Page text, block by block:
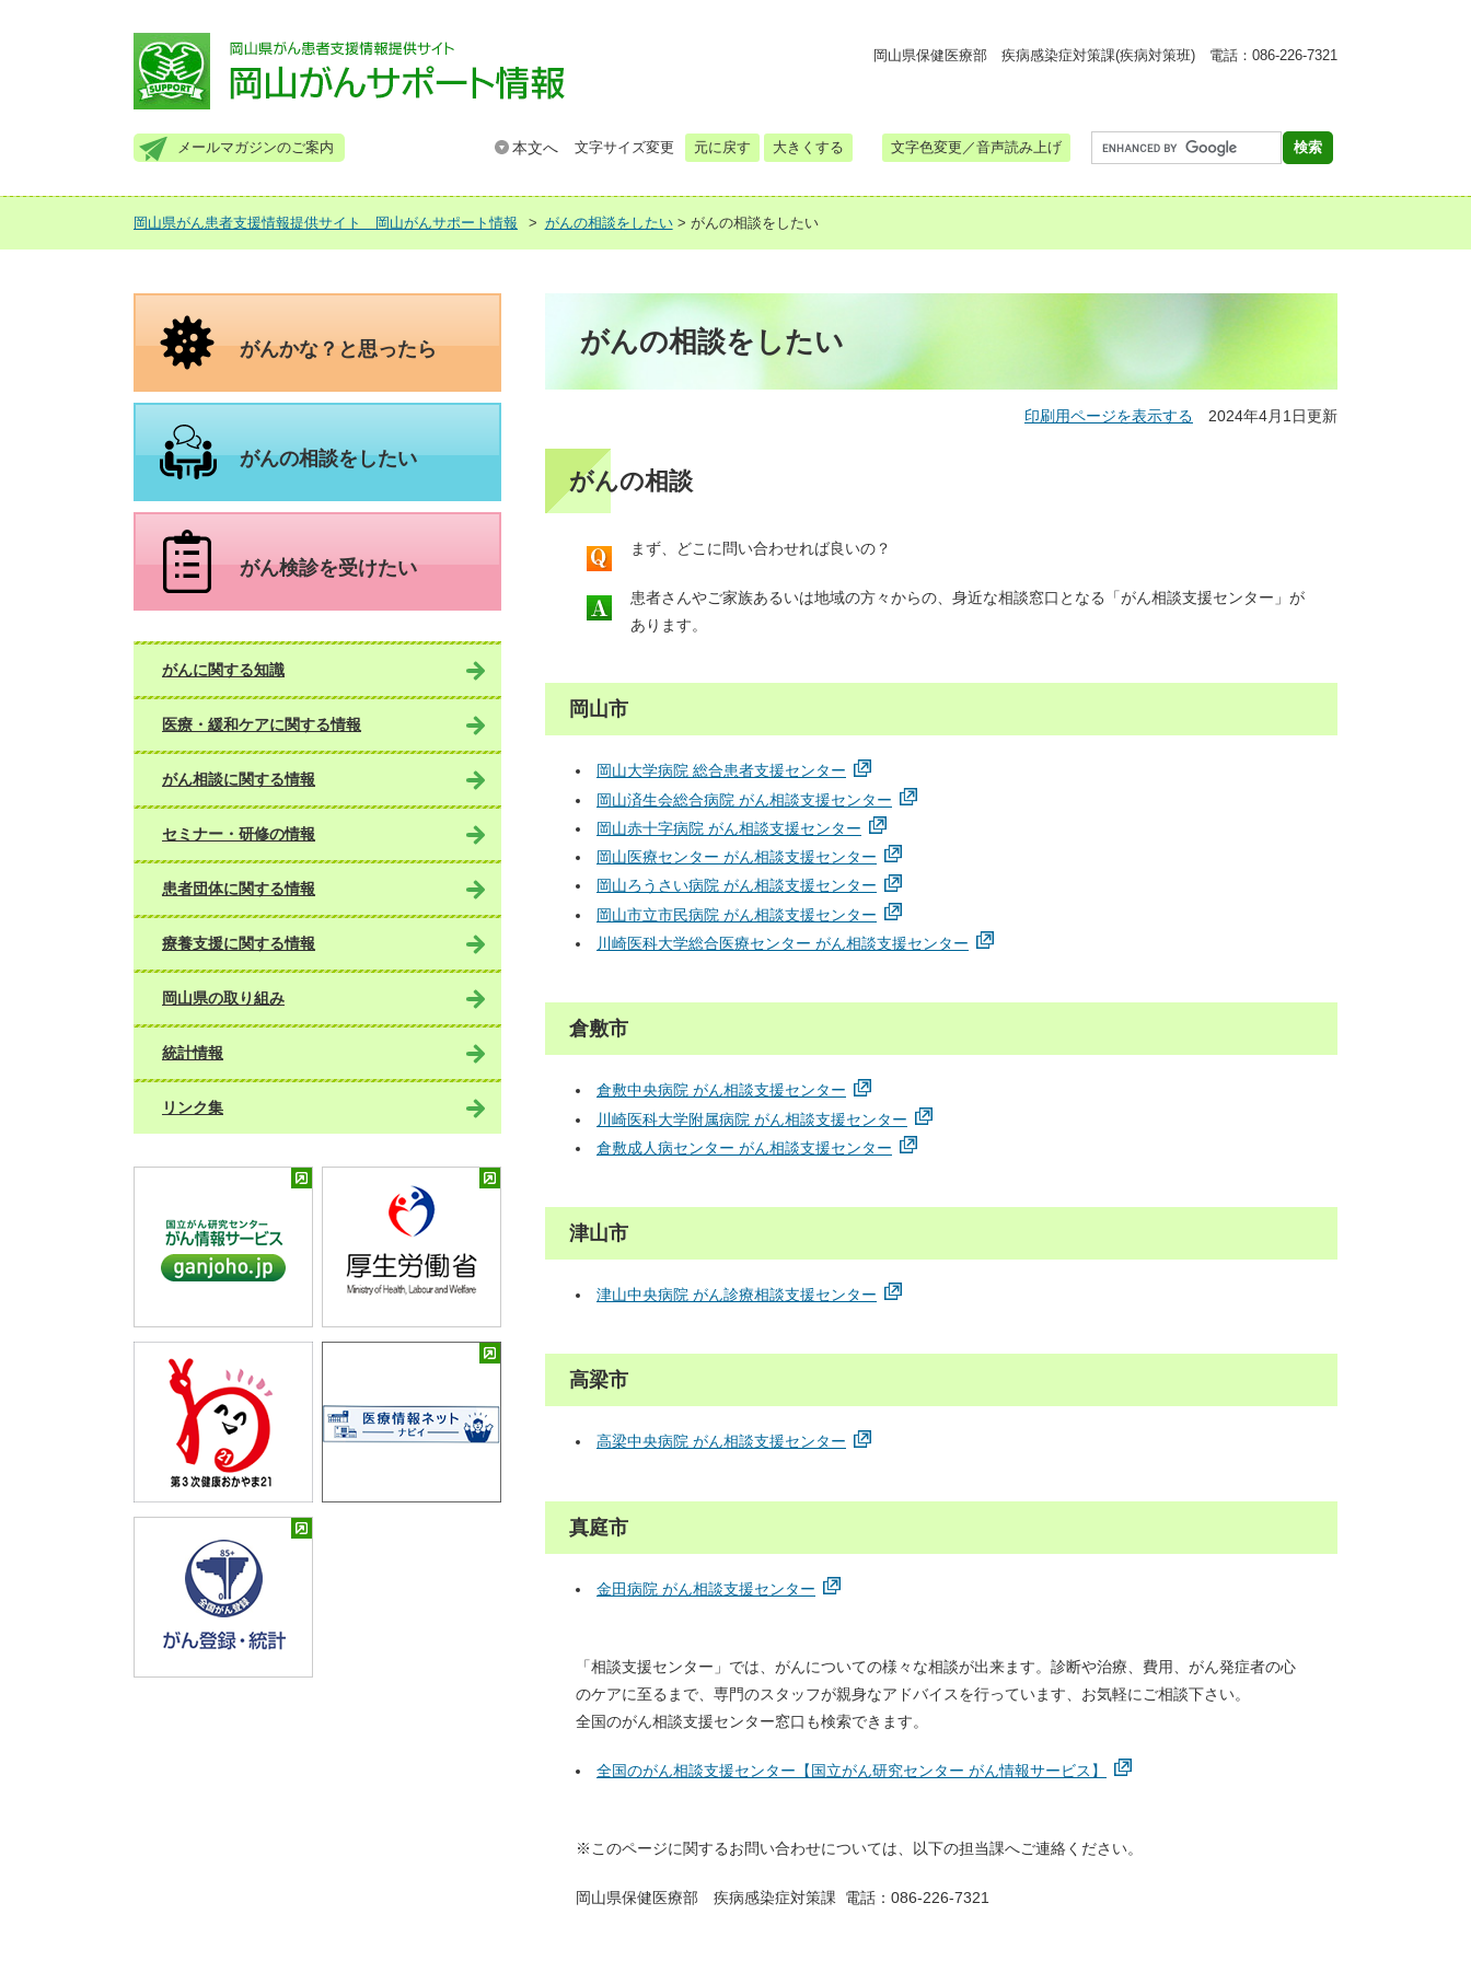
岡山県保健医療部 疾病感染症対策課(疾病対策班) 電話：086-226-7321
メールマガジンのご案内 本文へ 文字サイズ変更 元に戻す 大きくする 文字色変更／音声読み上げ
岡山県がん患者支援情報提供サイト 岡山がんサポート情報 がんの相談をしたい> がんの相談をしたい
がんかな？と思ったら
がんの相談をしたい
がん検診を受けたい
がんに関する知識
医療・緩和ケアに関する情報
がん相談に関する情報
セミナー・研修の情報
患者団体に関する情報
療養支援に関する情報
岡山県の取り組み
統計情報
リンク集
がんの相談をしたい
印刷用ページを表示する 2024年4月1日更新
がんの相談
まず、どこに問い合わせれば良いの？
患者さんやご家族あるいは地域の方々からの、身近な相談窓口となる「がん相談支援センター」が
あります。
岡山市
岡山大学病院 総合患者支援センター
岡山済生会総合病院 がん相談支援センター
岡山赤十字病院 がん相談支援センター
岡山医療センター がん相談支援センター
岡山ろうさい病院 がん相談支援センター
岡山市立市民病院 がん相談支援センター
川崎医科大学総合医療センター がん相談支援センター
倉敷市
倉敷中央病院 がん相談支援センター
川崎医科大学附属病院 がん相談支援センター
倉敷成人病センター がん相談支援センター
津山市
津山中央病院 がん診療相談支援センター
高梁市
高梁中央病院 がん相談支援センター
真庭市
金田病院 がん相談支援センター
「相談支援センター」では、がんについての様々な相談が出来ます。診断や治療、費用、がん発症者の心
のケアに至るまで、専門のスタッフが親身なアドバイスを行っています、お気軽にご相談下さい。
全国のがん相談支援センター窓口も検索できます。
全国のがん相談支援センター【国立がん研究センター がん情報サービス】
※このページに関するお問い合わせについては、以下の担当課へご連絡ください。
岡山県保健医療部 疾病感染症対策課 電話：086-226-7321